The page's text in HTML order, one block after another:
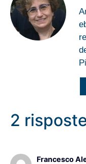
2
Francesco